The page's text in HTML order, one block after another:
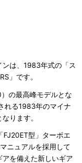
は、1983年式の「ス
」です。
の最高峰モデルとな
れる1983年のマイナ
ります。
型」ターボエ
ニュアルを採用して
を備えた新しいギア